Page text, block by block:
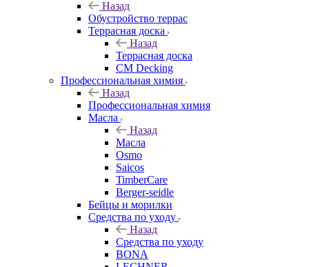
Назад
Обустройство террас
Террасная доска
Назад
Террасная доска
CM Decking
Профессиональная химия
Назад
Профессиональная химия
Масла
Назад
Масла
Osmo
Saicos
TimberCare
Berger-seidle
Бейцы и морилки
Средства по уходу
Назад
Средства по уходу
BONA